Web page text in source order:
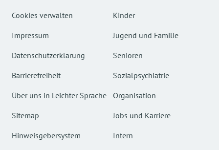
Cookies verwalten
Impressum
Datenschutzerklärung
Barrierefreiheit
Über uns in Leichter Sprache
Sitemap
Hinweisgebersystem
Kinder
Jugend und Familie
Senioren
Sozialpsychiatrie
Organisation
Jobs und Karriere
Intern